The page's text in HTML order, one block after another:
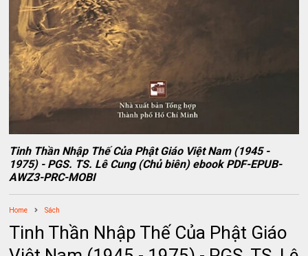
Tinh Thần Nhập Thế Của Phật Giáo Việt Nam (1945 -
1975) - PGS. TS. Lê Cung (Chủ biên) ebook PDF-EPUB-
AWZ3-PRC-MOBI
Home Sách
Tinh Thần Nhập Thế Của Phật Giáo